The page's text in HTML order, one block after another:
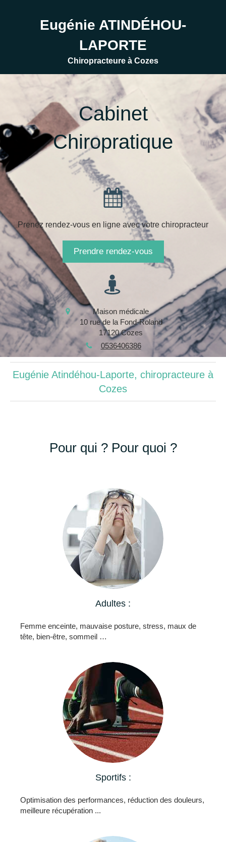
Eugénie ATINDÉHOU-
LAPORTE
Chiropracteure à Cozes
Cabinet
Chiropratique
Prenez rendez-vous en ligne avec votre chiropracteur
Prendre rendez-vous
Maison médicale
10 rue de la Fond-Roland
17120 Cozes
0536406386
Eugénie Atindéhou-Laporte, chiropracteure à
Cozes
Pour qui ? Pour quoi ?
Adultes :
Femme enceinte, mauvaise posture, stress, maux de
tête, bien-être, sommeil …
Sportifs :
Optimisation des performances, réduction des douleurs,
meilleure récupération ...